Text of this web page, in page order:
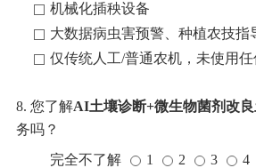
机械化插秧设备
大数据病虫害预警、种植农技指
仅传统人工/普通农机，未使用
8. 您了解AI土壤诊断+微生物菌剂改
务吗？
完全不了解
1 2 3 4